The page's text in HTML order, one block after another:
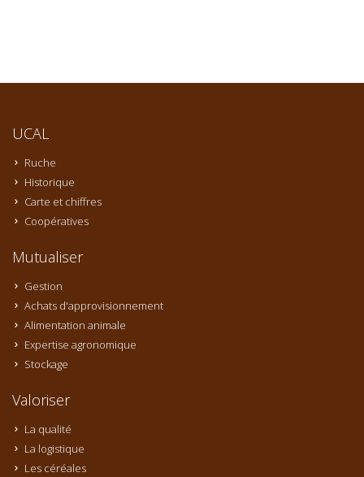
UCAL
Ruche
Historique
Carte et chiffres
Coopératives
Mutualiser
Gestion
Achats d'approvisionnement
Alimentation animale
Expertise agronomique
Stockage
Valoriser
La qualité
La logistique
Les céréales